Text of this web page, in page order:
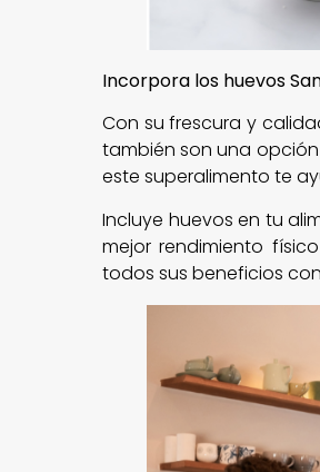
Incorpora los huevos
Con su frescura y
también son una
este superalimento te
Incluye huevos en tu
mejor rendimiento
todos sus beneficios